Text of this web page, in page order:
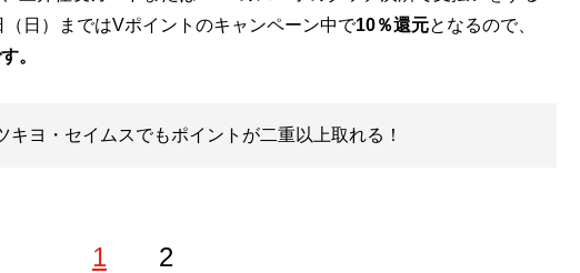
日）まではVポイントのキャンペーン中で10％還元となるので、
。
キヨ・セイムスでもポイントが二重以上取れる！
1 2